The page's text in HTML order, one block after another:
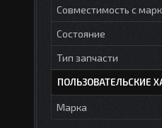
Совместимость с
Состояние
Тип запчасти
ПОЛЬЗОВАТЕЛЬСКИЕ
Марка